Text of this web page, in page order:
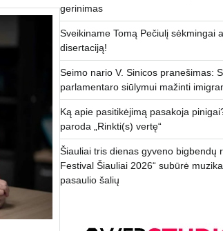
gerinimas
Sveikiname Tomą Pečiulį sėkmingai
disertaciją!
Seimo nario V. Sinicos pranešimas:
parlamentaro siūlymui mažinti
Ką apie pasitikėjimą pasakoja
paroda „Rinkti(s) vertę“
Šiauliai tris dienas gyveno bigbendų
Festival Šiauliai 2026“ subūrė
pasaulio šalių